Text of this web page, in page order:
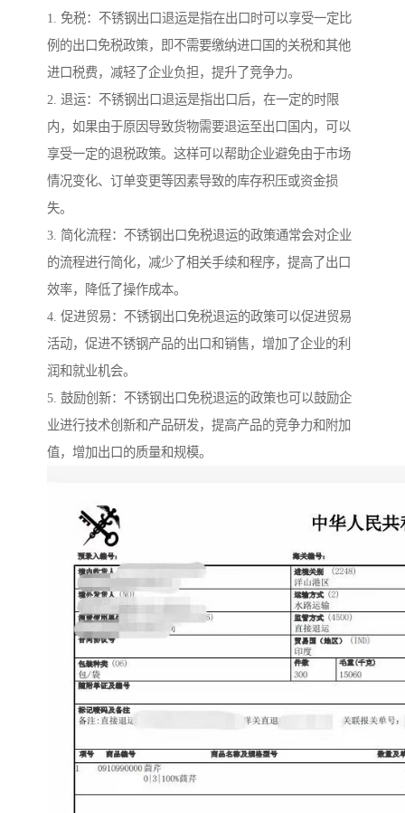
1. 免税：不锈钢出口退运是指在出口时可以享受一定比
例的出口免税政策，即不需要缴纳进口国的关税和其他
进口税费，减轻了企业负担，提升了竞争力。
2. 退运：不锈钢出口退运是指出口后，在一定的时限
内，如果由于原因导致货物需要退运至出口国内，可以
享受一定的退税政策。这样可以帮助企业避免由于市场
情况变化、订单变更等因素导致的库存积压或资金损
失。
3. 简化流程：不锈钢出口免税退运的政策通常会对企业
的流程进行简化，减少了相关手续和程序，提高了出口
效率，降低了操作成本。
4. 促进贸易：不锈钢出口免税退运的政策可以促进贸易
活动，促进不锈钢产品的出口和销售，增加了企业的利
润和就业机会。
5. 鼓励创新：不锈钢出口免税退运的政策也可以鼓励企
业进行技术创新和产品研发，提高产品的竞争力和附加
值，增加出口的质量和规模。